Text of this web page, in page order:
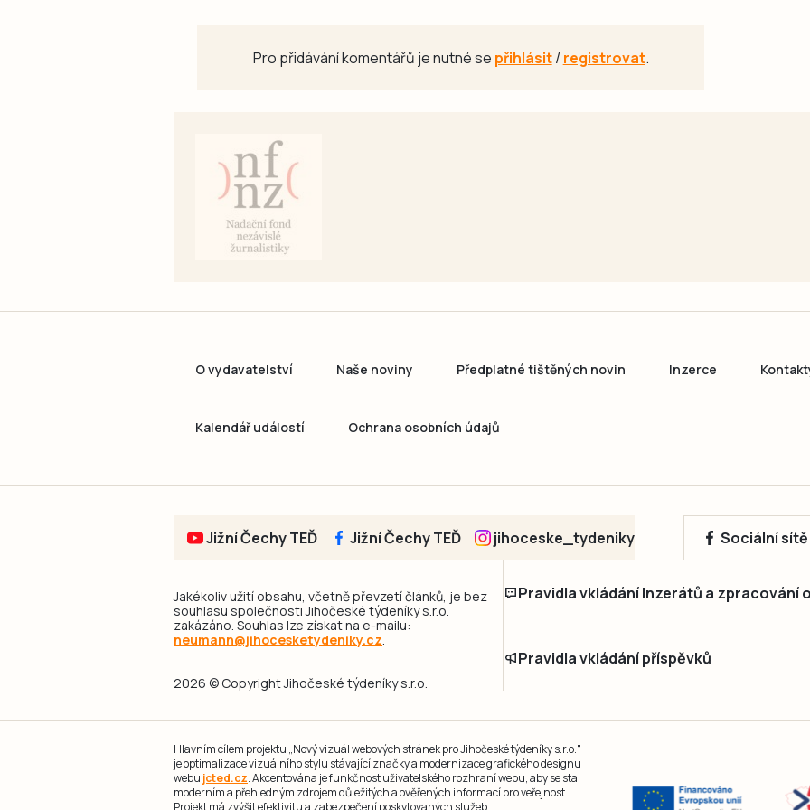
Pro přidávání komentářů je nutné se přihlásit/registrovat.
O vydavatelství Naše noviny Předplatné tištěných novin Inzerce
Kalendář událostí Ochrana osobních údajů
Jižní Čechy TEĎ Jižní Čechy TEĎ jihoceske_tydeniky Sociální
Jakékoliv užití obsahu, včetně převzetí článků, je bez
souhlasu společnosti Jihočeské týdeníky s.r.o.
zakázáno. Souhlas lze získat na e-mailu:
neumann@jihocesketydeniky.cz.
2026 © Copyright Jihočeské týdeníky s.r.o.
Pravidla vkládání Inzerátů a zpracování
Pravidla vkládání příspěvků
Hlavním cílem projektu „Nový vizuál webových stránek pro Jihočeské týdeníky s.r.o."
je optimalizace vizuálního stylu stávající značky a modernizace grafického designu
webu jcted.cz. Akcentována je funkčnost uživatelského rozhraní webu, aby se stal
moderním a přehledným zdrojem důležitých a ověřených informací pro veřejnost.
Projekt má zvýšit efektivitu a zabezpečení poskytovaných služeb.